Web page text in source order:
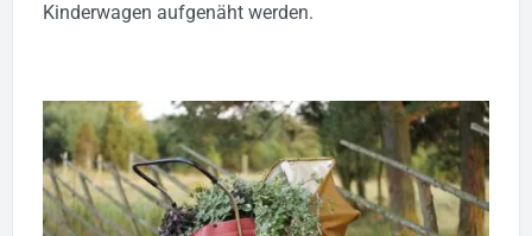
Kinderwagen aufgenäht werden.